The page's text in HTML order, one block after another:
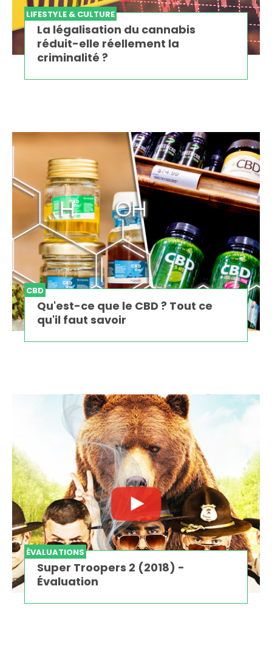
LIFESTYLE & CULTURE
La légalisation du cannabis
réduit-elle réellement la
criminalité ?
CBD
Qu'est-ce que le CBD ? Tout ce
qu'il faut savoir
ÉVALUATIONS
Super Troopers 2 (2018) -
Évaluation